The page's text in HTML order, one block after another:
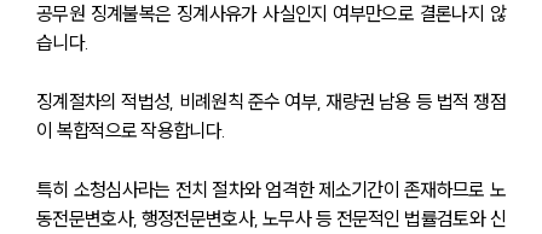
공무원 징계불복은 징계사유가 사실인지 여부만으로 결론나지 않
습니다.
징계절차의 적법성, 비례원칙 준수 여부, 재량권 남용 등 법적 쟁점
이 복합적으로 작용합니다.
특히 소청심사라는 전치 절차와 엄격한 제소기간이 존재하므로 노
동전문변호사, 행정전문변호사, 노무사 등 전문적인 법률검토와 신